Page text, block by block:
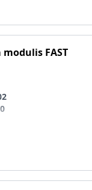
modulis FAST